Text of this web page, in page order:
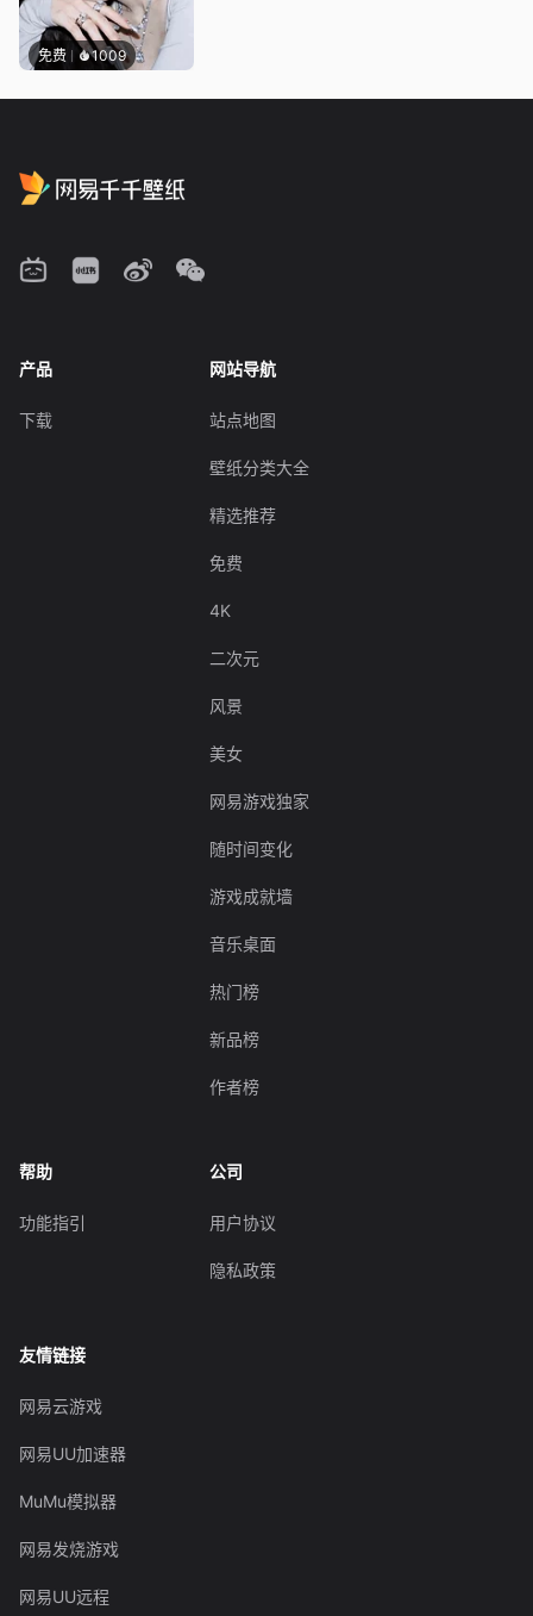
免费 1009
产品
下载
网站导航
站点地图
壁纸分类大全
精选推荐
免费
4K
二次元
风景
美女
网易游戏独家
随时间变化
游戏成就墙
音乐桌面
热门榜
新品榜
作者榜
帮助
功能指引
公司
用户协议
隐私政策
友情链接
网易云游戏
网易UU加速器
MuMu模拟器
网易发烧游戏
网易UU远程